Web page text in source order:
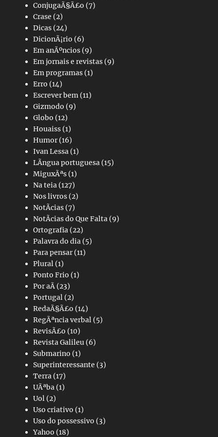
ConjugaÃ§Ã£o (7)
Crase (2)
Dicas (24)
DicionÃ¡rio (6)
Em anÃºncios (9)
Em jornais e revistas (9)
Em programas (1)
Erro (14)
Escrever bem (11)
Gizmodo (9)
Globo (12)
Houaiss (1)
Humor(16)
Ivan Lessa (1)
LÃ­ngua portuguesa (15)
MiguxÃªs (1)
Na teia (127)
Nos livros (2)
NotÃ­cias (7)
NotÃ­cias do Que Falta (9)
Ortografia (22)
Palavra do dia (5)
Para pensar(11)
Plural (1)
Ponto Frio (1)
Por aÃ­ (23)
Portugal (2)
RedaÃ§Ã£o (14)
RegÃªncia verbal (5)
RevisÃ£o (10)
Revista Galileu (6)
Submarino (1)
Superinteressante (3)
Terra (17)
UÃªba (1)
Uol (2)
Uso criativo (1)
Uso do possessivo (3)
Yahoo (18)